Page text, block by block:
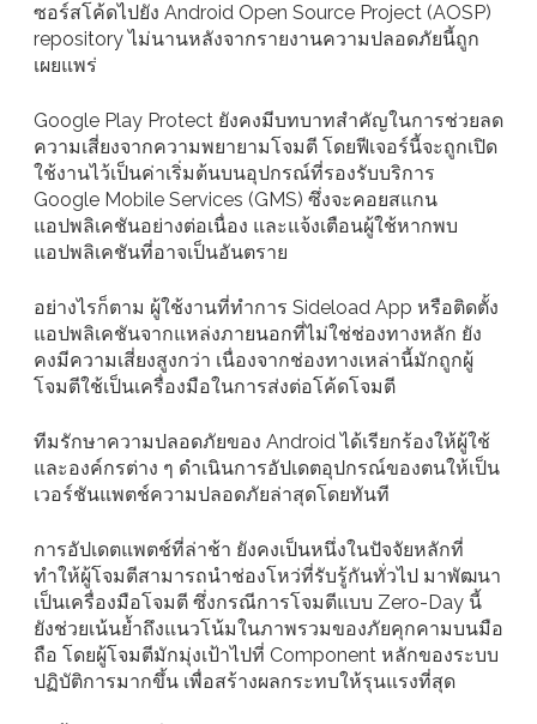
ซอร์สโค้ดไปยัง Android Open Source Project (AOSP)
repository ไม่นานหลังจากรายงานความปลอดภัยนี้ถูก
เผยแพร่
Google Play Protect ยังคงมีบทบาทสำคัญในการช่วยลด
ความเสี่ยงจากความพยายามโจมตี โดยฟีเจอร์นี้จะถูกเปิด
ใช้งานไว้เป็นค่าเริ่มต้นบนอุปกรณ์ที่รองรับบริการ
Google Mobile Services (GMS) ซึ่งจะคอยสแกน
แอปพลิเคชันอย่างต่อเนื่อง และแจ้งเตือนผู้ใช้หากพบ
แอปพลิเคชันที่อาจเป็นอันตราย
อย่างไรก็ตาม ผู้ใช้งานที่ทำการ Sideload App หรือติดตั้ง
แอปพลิเคชันจากแหล่งภายนอกที่ไม่ใช่ช่องทางหลัก ยัง
คงมีความเสี่ยงสูงกว่า เนื่องจากช่องทางเหล่านี้มักถูกผู้
โจมตีใช้เป็นเครื่องมือในการส่งต่อโค้ดโจมตี
ทีมรักษาความปลอดภัยของ Android ได้เรียกร้องให้ผู้ใช้
และองค์กรต่าง ๆ ดำเนินการอัปเดตอุปกรณ์ของตนให้เป็น
เวอร์ชันแพตช์ความปลอดภัยล่าสุดโดยทันที
การอัปเดตแพตช์ที่ล่าช้า ยังคงเป็นหนึ่งในปัจจัยหลักที่
ทำให้ผู้โจมตีสามารถนำช่องโหว่ที่รับรู้กันทั่วไป มาพัฒนา
เป็นเครื่องมือโจมตี ซึ่งกรณีการโจมตีแบบ Zero-Day นี้
ยังช่วยเน้นย้ำถึงแนวโน้มในภาพรวมของภัยคุกคามบนมือ
ถือ โดยผู้โจมตีมักมุ่งเป้าไปที่ Component หลักของระบบ
ปฏิบัติการมากขึ้น เพื่อสร้างผลกระทบให้รุนแรงที่สุด